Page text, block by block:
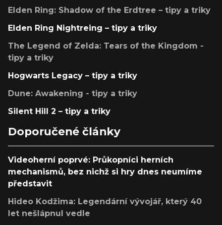
Elden Ring: Shadow of the Erdtree – tipy a triky
Elden Ring Nightreing – tipy a triky
The Legend of Zelda: Tears of the Kingdom -
tipy a triky
Hogwarts Legacy – tipy a triky
Dune: Awakening - tipy a triky
Silent Hill 2 – tipy a triky
Doporučené články
Videoherní poprvé: Průkopníci herních
mechanismů, bez nichž si hry dnes neumíme
představit
Hideo Kodžima: Legendární vývojář, který 40
let nešlápnul vedle